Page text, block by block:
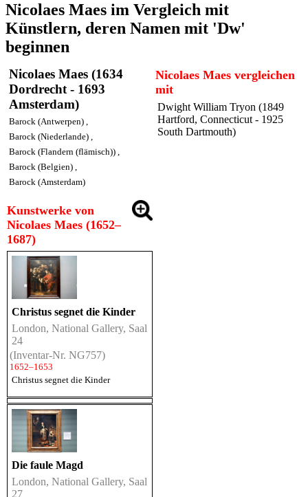
Nicolaes Maes im Vergleich mit
Künstlern, deren Namen mit 'Dw'
beginnen
Nicolaes Maes (1634
Dordrecht - 1693
Amsterdam)
Barock (Antwerpen) ,
Barock (Niederlande) ,
Barock (Flandern (flämisch)) ,
Barock (Belgien) ,
Barock (Amsterdam)
Kunstwerke von
Nicolaes Maes (1652–
1687)
Christus segnet die Kinder
London, National Gallery, Saal
24
(Inventar-Nr. NG757)
1652–1653
Christus segnet die Kinder
Die faule Magd
London, National Gallery, Saal
27
Nicolaes Maes vergleichen
mit
Dwight William Tryon (1849
Hartford, Connecticut - 1925
South Dartmouth)